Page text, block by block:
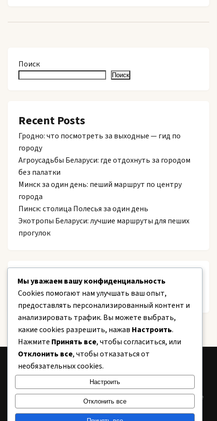
Поиск
Поиск
Recent Posts
Гродно: что посмотреть за выходные — гид по
городу
Агроусадьбы Беларуси: где отдохнуть за городом
без палатки
Минск за один день: пеший маршрут по центру
города
Пинск: столица Полесья за один день
Экотропы Беларуси: лучшие маршруты для пеших
прогулок
Recent Comments
Нет комментариев для просмотра.
24 CITY
Информационный портал Беларуси. Новости, аналитика, полезные
советы.
Мы уважаем вашу конфиденциальность
Cookies помогают нам улучшать ваш опыт,
предоставлять персонализированный контент и
анализировать трафик. Вы можете выбрать,
какие cookies разрешить, нажав Настроить.
Нажмите Принять все, чтобы согласиться, или
Отклонить все, чтобы отказаться от
необязательных cookies.
Настроить
Отклонить все